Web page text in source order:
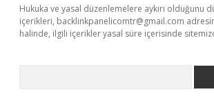
Hukuka ve yasal düzenlemelere aykırı olduğunu
içerikleri, backlinkpanelicomtr@gmail.com
halinde, ilgili içerikler yasal süre içerisinde